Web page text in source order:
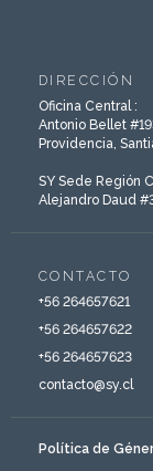
DIRECCIÓN
Oficina Central :
Antonio Bellet
Providencia,
SY Sede Región
Alejandro Daud
CONTACTO
‎+56 264657621
+56 264657622
‎+56 264657623
contacto@sy.cl
Política de